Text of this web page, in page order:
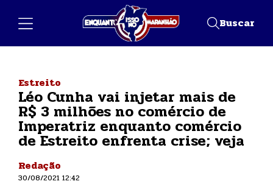
Buscar
Estreito
Léo Cunha vai injetar mais de
R$ 3 milhões no comércio de
Imperatriz enquanto comércio
de Estreito enfrenta crise; veja
Redação
30/08/2021 12:42